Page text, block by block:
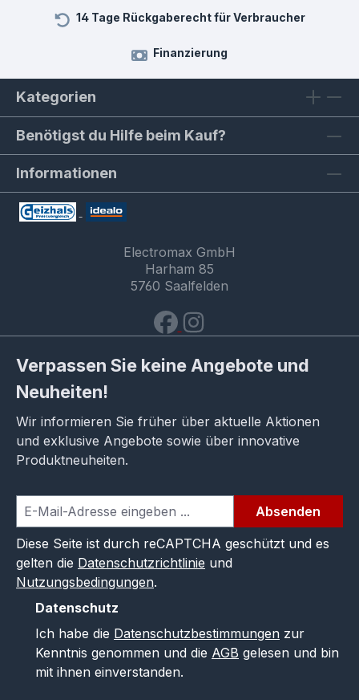
14 Tage Rückgaberecht für Verbraucher
Finanzierung
Kategorien
Benötigst du Hilfe beim Kauf?
Informationen
Electromax GmbH
Harham 85
5760 Saalfelden
Verpassen Sie keine Angebote und
Neuheiten!
Wir informieren Sie früher über aktuelle Aktionen
und exklusive Angebote sowie über innovative
Produktneuheiten.
Absenden
Diese Seite ist durch reCAPTCHA geschützt und es
gelten die Datenschutzrichtlinie und
Nutzungsbedingungen.
Datenschutz
Ich habe die Datenschutzbestimmungen zur
Kenntnis genommen und die AGB gelesen und bin
mit ihnen einverstanden.